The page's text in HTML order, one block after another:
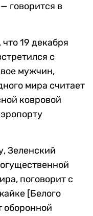
говорится в
19 декабря
с
мужчин,
мира считает
ковровой
Зеленский
поговорит с
[Белого
оборонной